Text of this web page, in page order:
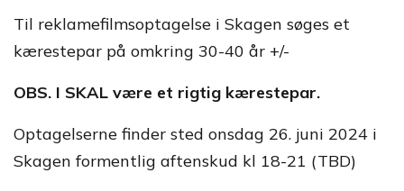
Til reklamefilmsoptagelse i Skagen søges et
kærestepar på omkring 30-40 år +/-
OBS. I SKAL være et rigtig kærestepar.
Optagelserne finder sted onsdag 26. juni 2024 i
Skagen formentlig aftenskud kl 18-21 (TBD)